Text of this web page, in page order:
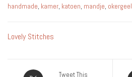
handmade kamer katoen mandje okergeel
Lovely Stitches
Tweet This